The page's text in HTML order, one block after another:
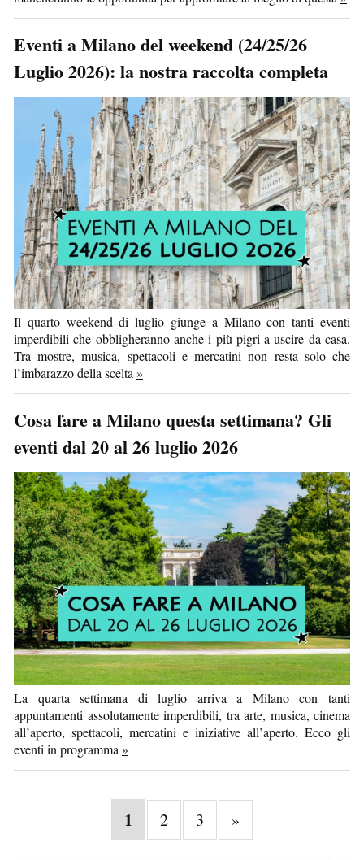
Eventi a Milano del weekend (24/25/26
Luglio 2026): la nostra raccolta completa
Il quarto weekend di luglio giunge a Milano con tanti eventi
imperdibili che obbligheranno anche i più pigri a uscire da casa.
Tra mostre, musica, spettacoli e mercatini non resta solo che
l’imbarazzo della scelta»
Cosa fare a Milano questa settimana? Gli
eventi dal 20 al 26 luglio 2026
La quarta settimana di luglio arriva a Milano con tanti
appuntamenti assolutamente imperdibili, tra arte, musica, cinema
all’aperto, spettacoli, mercatini e iniziative all’aperto. Ecco gli
eventi in programma »
1 2 3 »